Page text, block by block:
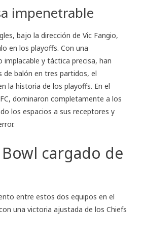
impenetrable
bajo la dirección de Vic Fangio,
en los playoffs. Con una
implacable y táctica precisa, han
de balón en tres partidos, el
la historia de los playoffs. En el
dominaron completamente a los
los espacios a sus receptores y
cargado de
entre estos dos equipos en el
una victoria ajustada de los Chiefs